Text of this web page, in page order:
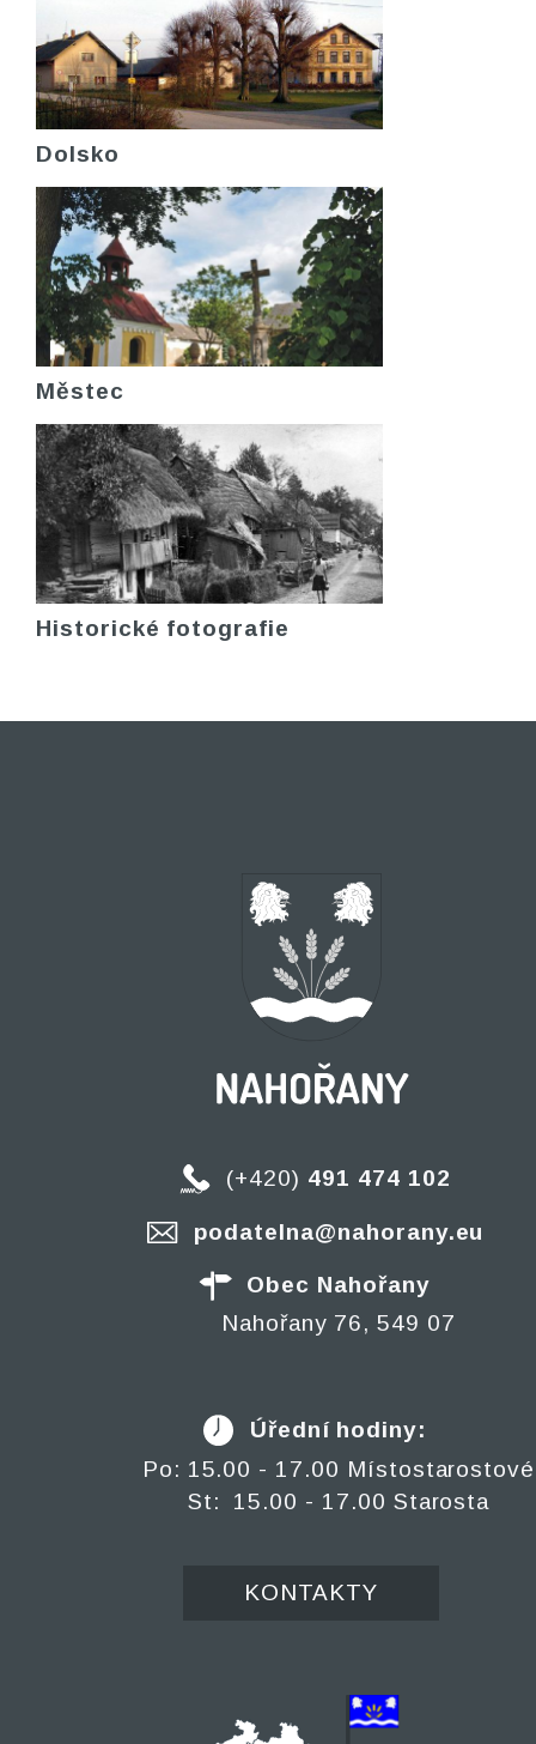
Dolsko
Městec
Historické fotografie
(+420) 491 474 102
podatelna@nahorany.eu
Obec Nahořany
Nahořany 76, 549 07
Úřední hodiny:
Po: 15.00 - 17.00 Místostarostové
St: 15.00 - 17.00 Starosta
KONTAKTY